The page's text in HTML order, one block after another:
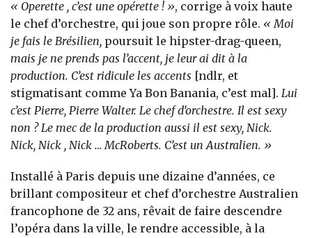
« Operette , c’est une opérette ! », corrige à voix haute
le chef d’orchestre, qui joue son propre rôle. « Moi
je fais le Brésilien, poursuit le hipster-drag-queen,
mais je ne prends pas l’accent, je leur ai dit à la
production. C’est ridicule les accents [ndlr, et
stigmatisant comme Ya Bon Banania, c’est mal]. Lui
c’est Pierre, Pierre Walter. Le chef d’orchestre. Il est sexy
non ? Le mec de la production aussi il est sexy, Nick.
Nick, Nick , Nick … McRoberts. C’est un Australien. »
Installé à Paris depuis une dizaine d’années, ce
brillant compositeur et chef d’orchestre Australien
francophone de 32 ans, rêvait de faire descendre
l’opéra dans la ville, le rendre accessible, à la